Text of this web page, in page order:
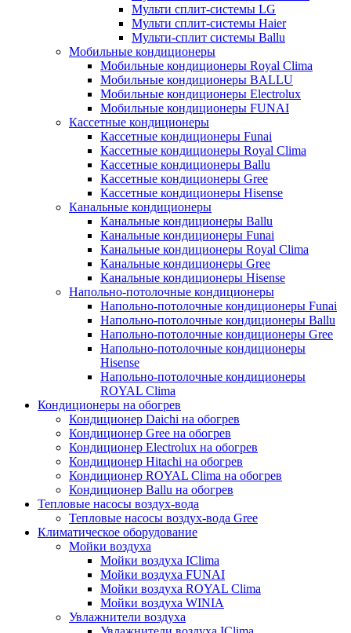
Мульти сплит-системы LG
Мульти сплит-системы Haier
Мульти-сплит системы Ballu
Мобильные кондиционеры
Мобильные кондиционеры Royal Clima
Мобильные кондиционеры BALLU
Мобильные кондиционеры Electrolux
Мобильные кондиционеры FUNAI
Кассетные кондиционеры
Кассетные кондиционеры Funai
Кассетные кондиционеры Royal Clima
Кассетные кондиционеры Ballu
Кассетные кондиционеры Gree
Кассетные кондиционеры Hisense
Канальные кондиционеры
Канальные кондиционеры Ballu
Канальные кондиционеры Funai
Канальные кондиционеры Royal Clima
Канальные кондиционеры Gree
Канальные кондиционеры Hisense
Напольно-потолочные кондиционеры
Напольно-потолочные кондиционеры Funai
Напольно-потолочные кондиционеры Ballu
Напольно-потолочные кондиционеры Gree
Напольно-потолочные кондиционеры
Hisense
Напольно-потолочные кондиционеры
ROYAL Clima
Кондиционеры на обогрев
Кондиционер Daichi на обогрев
Кондиционер Gree на обогрев
Кондиционер Electrolux на обогрев
Кондиционер Hitachi на обогрев
Кондиционер ROYAL Clima на обогрев
Кондиционер Ballu на обогрев
Тепловые насосы воздух-вода
Тепловые насосы воздух-вода Gree
Климатическое оборудование
Мойки воздуха
Мойки воздуха IClima
Мойки воздуха FUNAI
Мойки воздуха ROYAL Clima
Мойки воздуха WINIA
Увлажнители воздуха